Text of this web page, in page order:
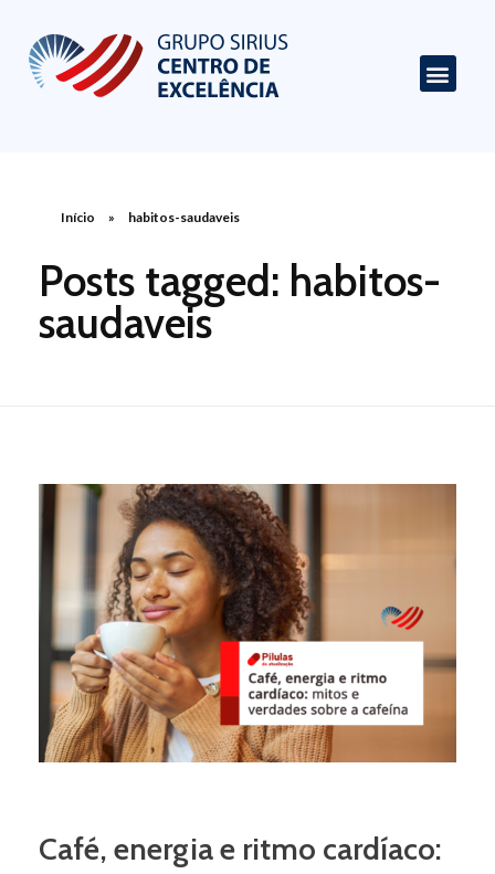
Início » habitos-saudaveis
Posts tagged: habitos-
saudaveis
Café, energia e ritmo cardíaco: